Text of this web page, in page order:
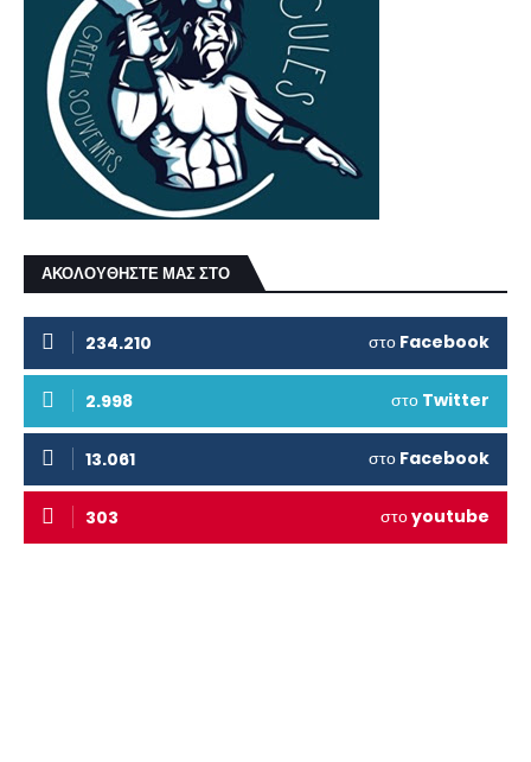
ΑΚΟΛΟΥΘΗΣΤΕ ΜΑΣ ΣΤΟ
234.210 στο Facebook
2.998 στο Twitter
13.061 στο Facebook
303 στοyoutube